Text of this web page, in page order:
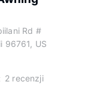
Rd #
96761, US
2 recenzji